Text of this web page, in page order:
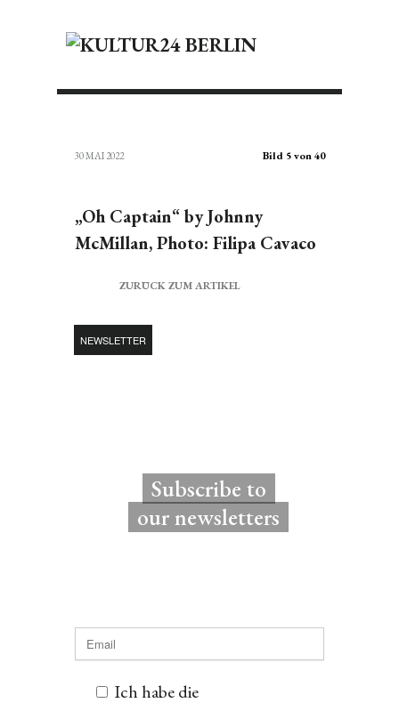
30 MAI 2022 Bild 5 von 40
„Oh Captain“ by Johnny
McMillan, Photo: Filipa Cavaco
ZURÜCK ZUM ARTIKEL
NEWSLETTER
Subscribe to
our newsletters
Ich habe die